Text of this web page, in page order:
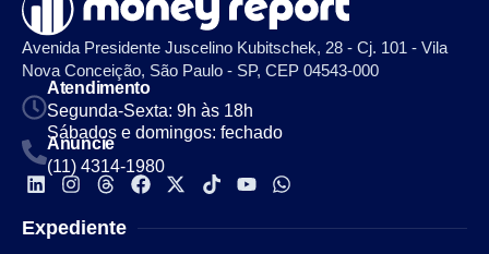
Avenida Presidente Juscelino Kubitschek, 28 - Cj. 101 - Vila
Nova Conceição, São Paulo - SP, CEP 04543-000
Atendimento
Segunda-Sexta: 9h às 18h
Sábados e domingos: fechado
Anuncie
(11) 4314-1980
Expediente